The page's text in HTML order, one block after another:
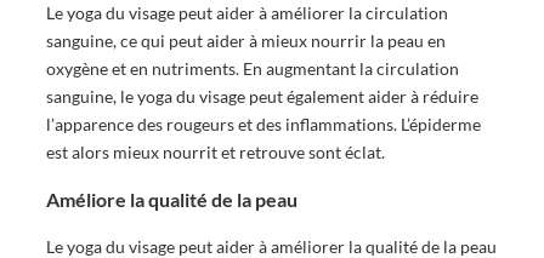
Le yoga du visage peut aider à améliorer la circulation
sanguine, ce qui peut aider à mieux nourrir la peau en
oxygène et en nutriments. En augmentant la circulation
sanguine, le yoga du visage peut également aider à réduire
l’apparence des rougeurs et des inflammations. L’épiderme
est alors mieux nourrit et retrouve sont éclat.
Améliore la qualité de la peau
Le yoga du visage peut aider à améliorer la qualité de la peau